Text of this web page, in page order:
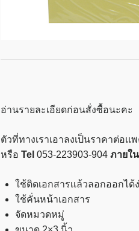
อ่านรายละเอียดก่อนสั่งซื้อนะคะ
ตัวที่ทางเราเอาลงเป็นราคาต่อ
หรือ Tel 053-223903-904 ภายใ
ใช้ติดเอกสารเเล้วลอกออกไ
ใช้คั่นหน้าเอกสาร
จัดหมวดหมู่